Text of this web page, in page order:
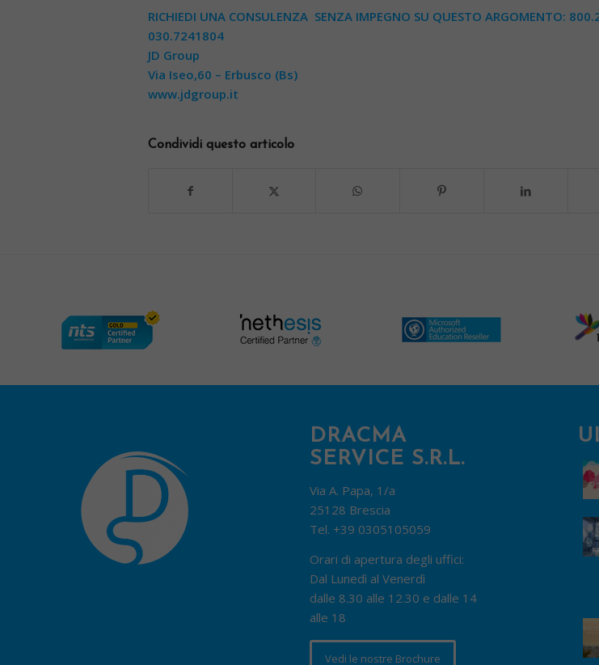
RICHIEDI UNA CONSULENZA SENZA IMPEGNO SU QUESTO ARGOMENTO:
030.7241804
JD Group
Via Iseo,60 – Erbusco (Bs)
www.jdgroup.it
Condividi questo articolo
DRACMA
SERVICE S.R.L.
Via A. Papa, 1/a
25128 Brescia
Tel. +39 0305105059
Orari di apertura degli uffici:
Dal Lunedì al Venerdì
dalle 8.30 alle 12.30 e dalle 14
alle 18
Vedi le nostre Brochure